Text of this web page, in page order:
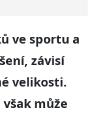
ve sportu a
závisí
velikosti.
může